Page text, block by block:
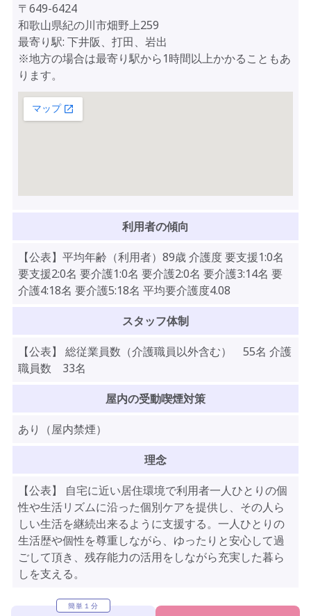
〒649-6424
和歌山県紀の川市畑野上259
最寄り駅: 下井阪、打田、岩出
※地方の場合は最寄り駅から1時間以上かかることもあ
ります。
利用者の傾向
【公表】平均年齢（利用者）89歳 介護度 要支援1:0名
要支援2:0名 要介護1:0名 要介護2:0名 要介護3:14名 要
介護4:18名 要介護5:18名 平均要介護度4.08
スタッフ体制
【公表】 総従業員数（介護職員以外含む） 55名 介護
職員数 33名
屋内の受動喫煙対策
あり（屋内禁煙）
理念
【公表】 自宅に近い居住環境で利用者一人ひとりの個
性や生活リズムに沿った個別ケアを提供し、その人ら
しい生活を継続出来るように支援する。一人ひとりの
生活歴や個性を尊重しながら、ゆったりと安心して過
ごして頂き、残存能力の活用をしながら充実した暮ら
しを支える。
簡単１分